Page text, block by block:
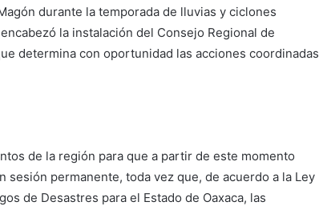
durante la temporada de lluvias y ciclones
la instalación del Consejo Regional de
determina con oportunidad las acciones coordinadas
de la región para que a partir de este momento
permanente, toda vez que, de acuerdo a la Ley
de Desastres para el Estado de Oaxaca, las